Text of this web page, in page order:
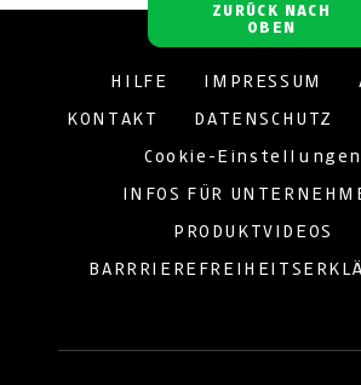
ZURÜCK NACH
OBEN
HILFE IMPRESSUM
KONTAKT DATENSCHUTZ
Cookie-Einstellungen
INFOS FÜR
PRODUKTVIDEOS